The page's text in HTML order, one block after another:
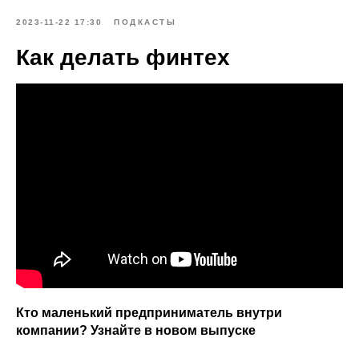
2023-11-22 17:30 ПОДКАСТЫ
Как делать финтех
Кто маленький предприниматель внутри
компании? Узнайте в новом выпуске